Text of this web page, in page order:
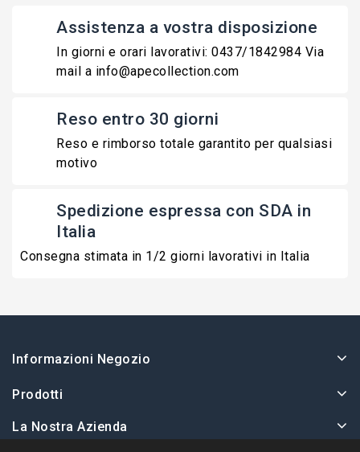
Assistenza a vostra disposizione
In giorni e orari lavorativi: 0437/1842984 Via
mail a info@apecollection.com
Reso entro 30 giorni
Reso e rimborso totale garantito per qualsiasi
motivo
Spedizione espressa con SDA in
Italia
Consegna stimata in 1/2 giorni lavorativi in Italia
Informazioni Negozio
Prodotti
La Nostra Azienda